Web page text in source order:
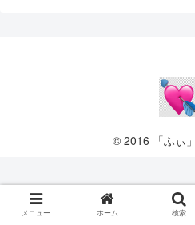
© 2016 「ふぃ
メニュー ホーム 検索